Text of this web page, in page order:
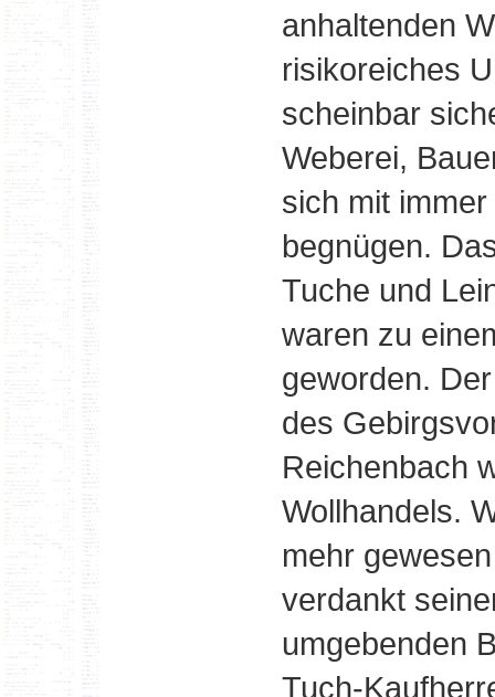
anhaltenden
risikoreiches
scheinbar
Weberei,
sich mit
begnügen.
Tuche und
waren zu
geworden.
des
Reichenbach
Wollhandels.
mehr
verdankt
umgebenden
Tuch-